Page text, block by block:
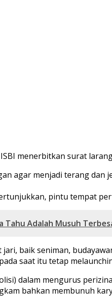
menerbitkan surat
agar menjadi terang dan
pintu tempat
Tahu Adalah Musuh
baik seniman,
saat itu tetap
dalam mengurus
bahkan membunuh